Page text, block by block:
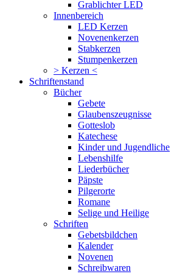
Grablichter LED
Innenbereich
LED Kerzen
Novenenkerzen
Stabkerzen
Stumpenkerzen
> Kerzen <
Schriftenstand
Bücher
Gebete
Glaubenszeugnisse
Gotteslob
Katechese
Kinder und Jugendliche
Lebenshilfe
Liederbücher
Päpste
Pilgerorte
Romane
Selige und Heilige
Schriften
Gebetsbildchen
Kalender
Novenen
Schreibwaren